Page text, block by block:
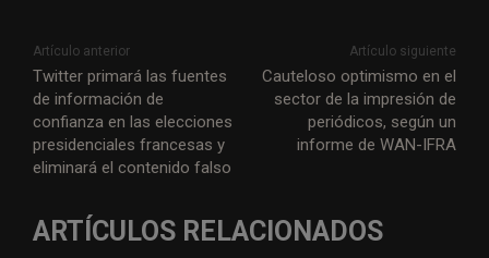
Artículo anterior
Twitter primará las fuentes
de información de
confianza en las elecciones
presidenciales francesas y
eliminará el contenido falso
Artículo siguiente
Cauteloso optimismo en el
sector de la impresión de
periódicos, según un
informe de WAN-IFRA
ARTÍCULOS RELACIONADOS